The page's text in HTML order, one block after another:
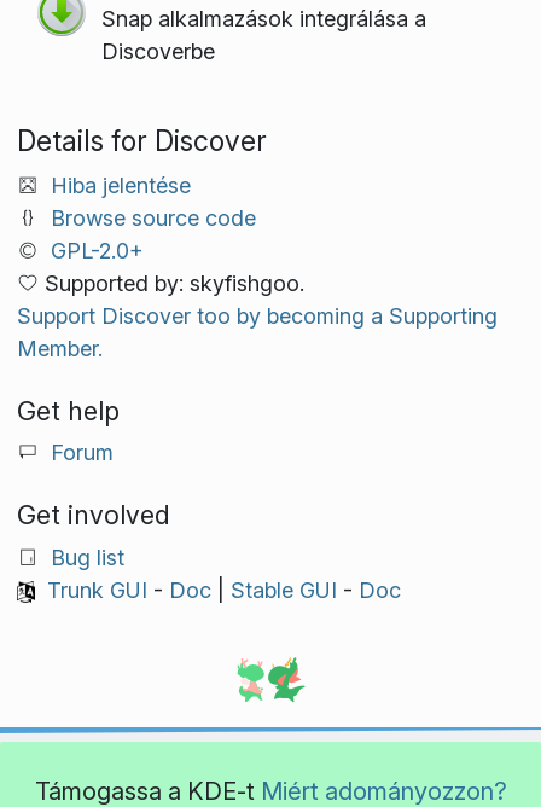
Snap alkalmazások integrálása a
Discoverbe
Details for Discover
Hiba jelentése
Browse source code
GPL-2.0+
Supported by: skyfishgoo.
Support Discover too by becoming a Supporting
Member.
Get help
Forum
Get involved
Bug list
Trunk GUI - Doc| Stable GUI - Doc
Támogassa a KDE-t Miért adományozzon?